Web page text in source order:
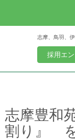
志摩、鳥羽、
採用エ
志摩豊和
割り』 を